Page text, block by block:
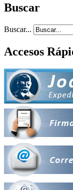
Buscar
Buscar...
Accesos